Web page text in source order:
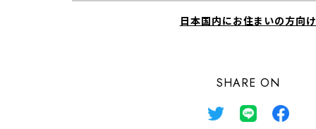
日本国内にお住まいの方向け
SHARE ON